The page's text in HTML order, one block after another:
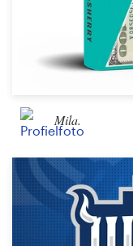
Mila.